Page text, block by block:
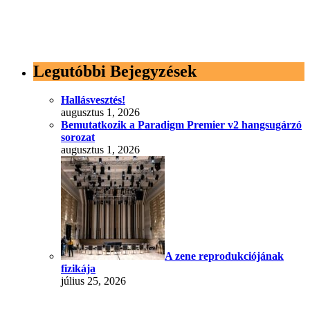
Legutóbbi Bejegyzések
Hallásvesztés!
augusztus 1, 2026
Bemutatkozik a Paradigm Premier v2 hangsugárzó
sorozat
augusztus 1, 2026
A zene reprodukciójának
fizikája
július 25, 2026